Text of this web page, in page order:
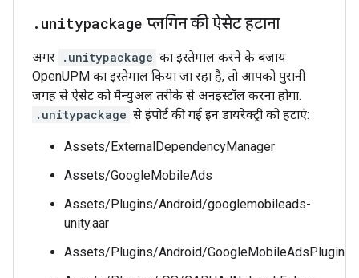
. unitypackage प्लगिन की ऐसेट हटाना
अगर .unitypackage का इस्तेमाल करने के बजाय
OpenUPM का इस्तेमाल किया जा रहा है, तो आपको पुरानी
जगह से ऐसेट को मैन्युअल तरीके से अनइंस्टॉल करना होगा.
.unitypackage से इंपोर्ट की गई इन डायरेक्ट्री को हटाएं:
Assets/ExternalDependencyManager
Assets/GoogleMobileAds
Assets/Plugins/Android/googlemobileads-
unity.aar
Assets/Plugins/Android/GoogleMobileAdsPlugin